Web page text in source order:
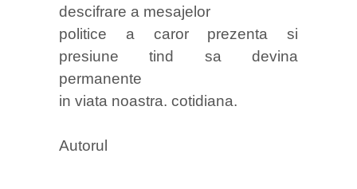
descifrare a mesajelor
politice a caror prezenta si
presiune tind sa devina
permanente
in viata noastra. cotidiana.
Autorul